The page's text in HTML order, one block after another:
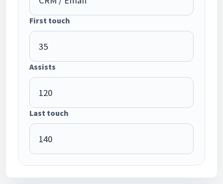
First touch
Assists
Last touch